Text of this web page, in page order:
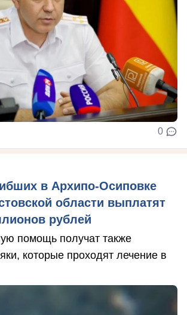
0
в Архипо-Осиповке
области выплатят
рублей
помощь получат также
которые проходят лечение в